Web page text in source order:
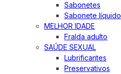
Sabonetes
Sabonete líquido
MELHOR IDADE
Fralda adulto
SAÚDE SEXUAL
Lubrificantes
Preservativos